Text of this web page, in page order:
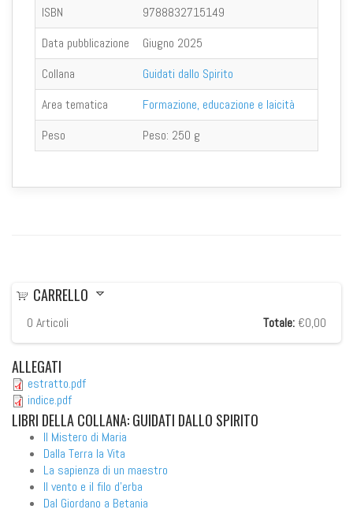
ISBN
9788832715149
Data pubblicazione
Giugno 2025
Collana
Guidati dallo Spirito
Area tematica
Formazione, educazione e laicità
Peso
Peso: 250 g
CARRELLO
0 Articoli Totale: €0,00
ALLEGATI
estratto.pdf
indice.pdf
LIBRI DELLA COLLANA: GUIDATI DALLO SPIRITO
Il Mistero di Maria
Dalla Terra la Vita
La sapienza di un maestro
Il vento e il filo d'erba
Dal Giordano a Betania